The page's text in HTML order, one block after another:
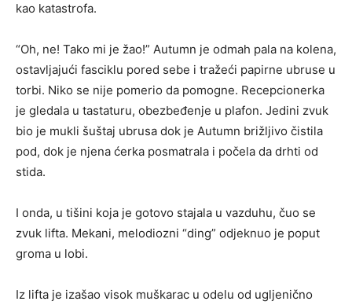
kao katastrofa.
“Oh, ne! Tako mi je žao!” Autumn je odmah pala na kolena,
ostavljajući fasciklu pored sebe i tražeći papirne ubruse u
torbi. Niko se nije pomerio da pomogne. Recepcionerka
je gledala u tastaturu, obezbeđenje u plafon. Jedini zvuk
bio je mukli šuštaj ubrusa dok je Autumn brižljivo čistila
pod, dok je njena ćerka posmatrala i počela da drhti od
stida.
I onda, u tišini koja je gotovo stajala u vazduhu, čuo se
zvuk lifta. Mekani, melodiozni “ding” odjeknuo je poput
groma u lobi.
Iz lifta je izašao visok muškarac u odelu od ugljenično